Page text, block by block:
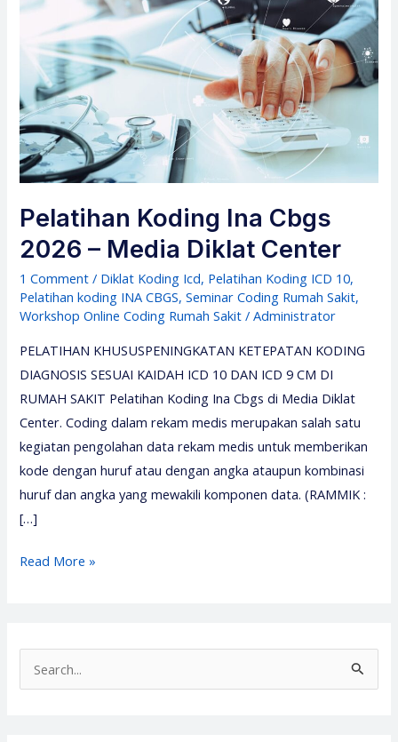
Pelatihan Koding Ina Cbgs
2026 – Media Diklat Center
1 Comment / Diklat Koding Icd, Pelatihan Koding ICD 10,
Pelatihan koding INA CBGS,Seminar Coding Rumah Sakit,
Workshop Online Coding Rumah Sakit /Administrator
PELATIHAN KHUSUSPENINGKATAN KETEPATAN KODING
DIAGNOSIS SESUAI KAIDAH ICD 10 DAN ICD 9 CM DI
RUMAH SAKIT Pelatihan Koding Ina Cbgs di Media Diklat
Center. Coding dalam rekam medis merupakan salah satu
kegiatan pengolahan data rekam medis untuk memberikan
kode dengan huruf atau dengan angka ataupun kombinasi
huruf dan angka yang mewakili komponen data. (RAMMIK :
[…]
Pelatihan
Read More »
e